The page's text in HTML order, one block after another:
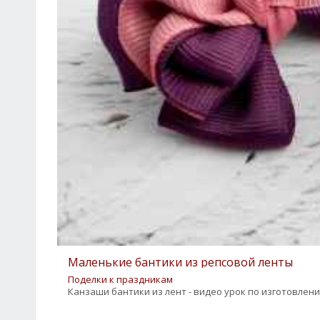
Маленькие бантики из репсовой ленты
Поделки к праздникам
Канзаши бантики из лент - видео урок по